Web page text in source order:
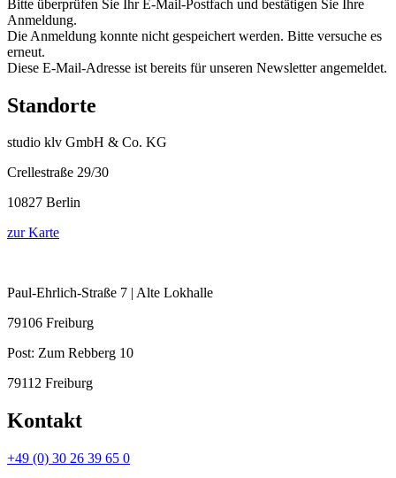
Bitte überprüfen Sie Ihr E-Mail-Postfach und bestätigen Sie Ihre
Anmeldung.
Die Anmeldung konnte nicht gespeichert werden. Bitte versuche es
erneut.
Diese E-Mail-Adresse ist bereits für unseren Newsletter angemeldet.
Standorte
studio klv GmbH & Co. KG
Crellestraße 29/30
10827 Berlin
zur Karte
Paul-Ehrlich-Straße 7 | Alte Lokhalle
79106 Freiburg
Post: Zum Rebberg 10
79112 Freiburg
Kontakt
+49 (0) 30 26 39 65 0